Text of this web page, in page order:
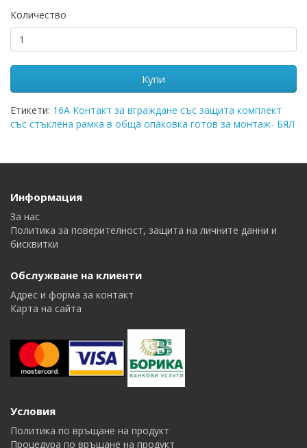
Количество
Купи
Етикети: 16A Контакт за вграждане със защита комплект
със стъклена рамка в обща опаковка готов за монтаж- БЯЛ
Информация
За нас
Политика за поверителност, защита на личните данни и
бисквитки
Обслужване на клиенти
Адрес и форма за контакт
Карта на сайта
Условия
Политика по връщане на продукт
Процедура по връщане на продукт